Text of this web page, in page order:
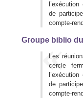
de
compte-
Groupe biblio
Les
cercle
de
compte-